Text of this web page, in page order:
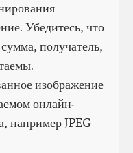
Убедитесь, что
получатель,
изображение
онлайн-
например JPEG